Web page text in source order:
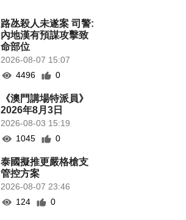
路氹殺人未遂案 司警:
內地漢有預謀攻擊致
命部位
2026-08-07 15:07
4496
0
《澳門講場特派員》
2026年8月3日
2026-08-03 15:19
1045
0
泰國擬推更嚴格槍支
管控方案
2026-08-07 23:46
124
0